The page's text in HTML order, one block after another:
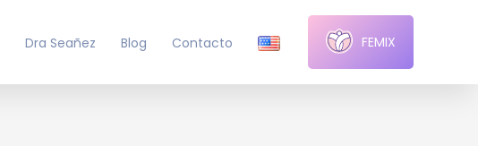
Dra Seañez Blog Contacto FEMIX